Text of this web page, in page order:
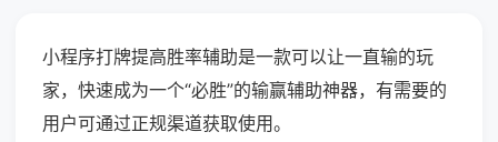
小程序打牌提高胜率辅助是一款可以让一直输的玩
家，快速成为一个“必胜”的输赢辅助神器，有需要的
用户可通过正规渠道获取使用。